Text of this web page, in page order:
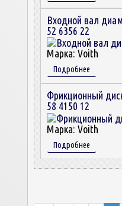
Входной вал
52 6356 22
Марка: Voith
Подробнее
Фрикционный
58 4150 12
Марка: Voith
Подробнее